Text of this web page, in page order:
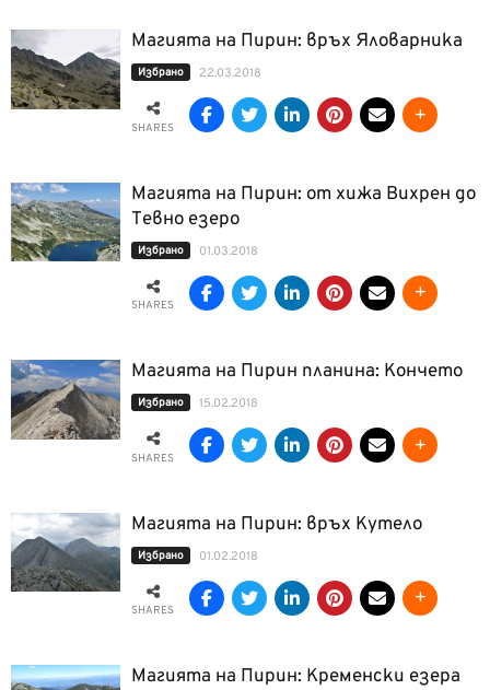
Магията на Пирин: връх Яловарника
Избрано 22.03.2018
SHARES
Магията на Пирин: от хижа Вихрен до
Тевно езеро
Избрано 01.03.2018
SHARES
Магията на Пирин планина: Кончето
Избрано 15.02.2018
SHARES
Магията на Пирин: връх Кутело
Избрано 01.02.2018
SHARES
Магията на Пирин: Кременски езера